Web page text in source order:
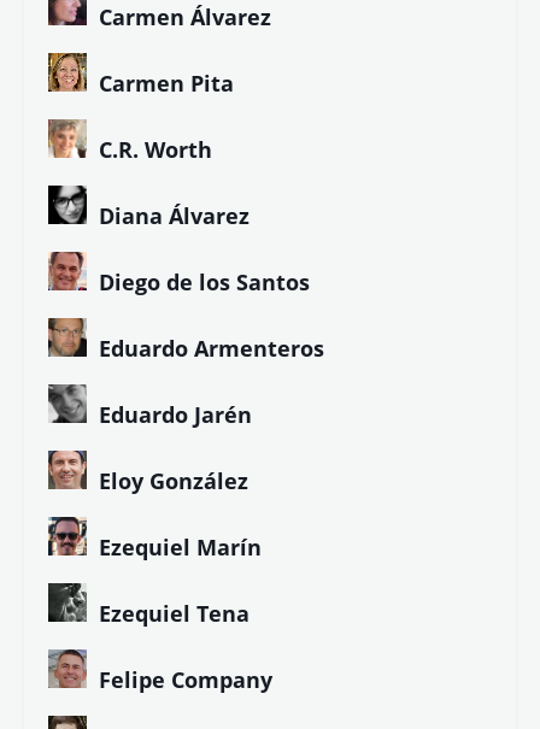
Carmen Álvarez
Carmen Pita
C.R. Worth
Diana Álvarez
Diego de los Santos
Eduardo Armenteros
Eduardo Jarén
Eloy González
Ezequiel Marín
Ezequiel Tena
Felipe Company